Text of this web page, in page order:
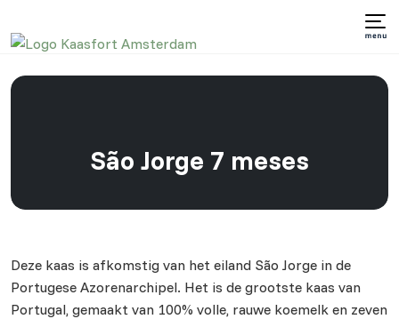
São Jorge 7 meses
Deze kaas is afkomstig van het eiland São Jorge in de
Portugese Azorenarchipel. Het is de grootste kaas van
Portugal, gemaakt van 100% volle, rauwe koemelk en zeven